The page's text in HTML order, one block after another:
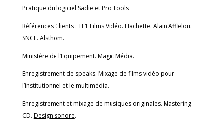
Pratique du logiciel Sadie et Pro Tools
Références Clients : TF1 Films Vidéo. Hachette. Alain Afflelou.
SNCF. Alsthom.
Ministère de l’Equipement. Magic Média.
Enregistrement de speaks. Mixage de films vidéo pour
l’institutionnel et le multimédia.
Enregistrement et mixage de musiques originales. Mastering
CD. Design sonore.